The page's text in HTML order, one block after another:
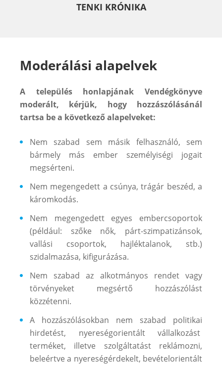
TENKI KRÓNIKA
Moderálási alapelvek
A település honlapjának Vendégkönyve
moderált, kérjük, hogy hozzászólásánál
tartsa be a következő alapelveket:
Nem szabad sem másik felhasználó, sem
bármely más ember személyiségi jogait
megsérteni.
Nem megengedett a csúnya, trágár beszéd, a
káromkodás.
Nem megengedett egyes embercsoportok
(például: szőke nők, párt-szimpatizánsok,
vallási csoportok, hajléktalanok, stb.)
szidalmazása, kifigurázása.
Nem szabad az alkotmányos rendet vagy
törvényeket megsértő hozzászólást
közzétenni.
A hozzászólásokban nem szabad politikai
hirdetést, nyereségorientált vállalkozást
terméket, illetve szolgáltatást reklámozni,
beleértve a nyereségérdekelt, bevételorientált